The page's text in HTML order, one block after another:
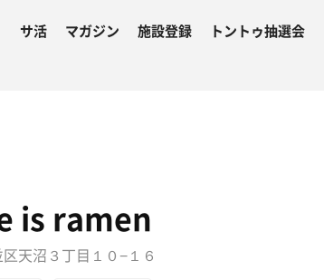
サ活 マガジン 施設登録 トントゥ抽選会
is ramen
天沼３丁目１０−１６